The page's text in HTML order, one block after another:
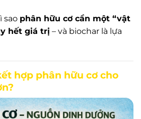
sao phân hữu cơ cần một “vật
hết giá trị – và biochar là lựa
hợp phân hữu cơ cho